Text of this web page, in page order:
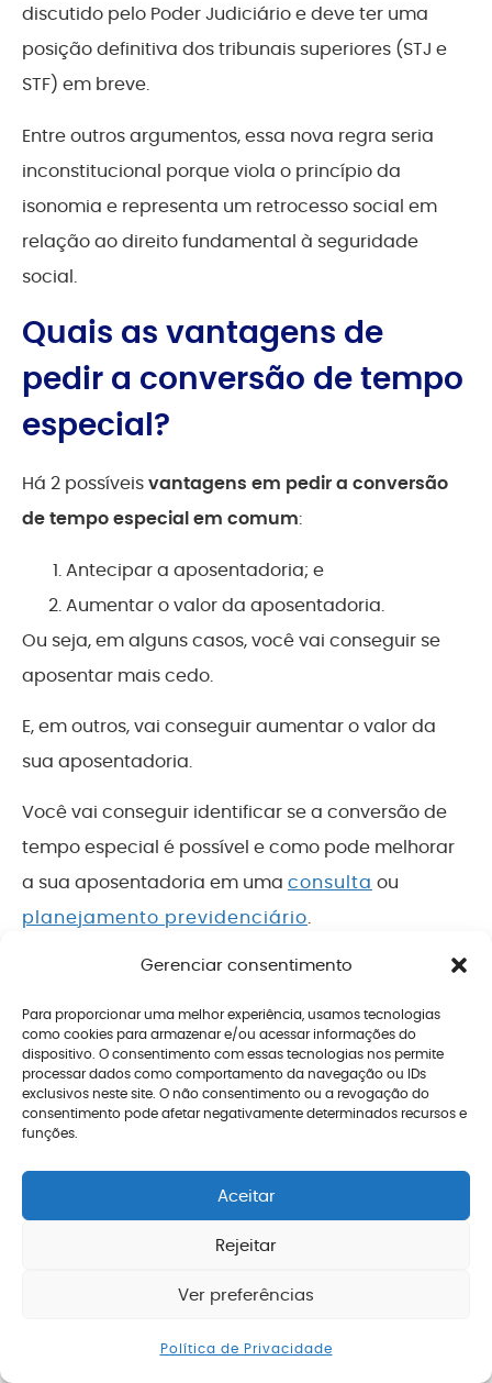
Gerenciar consentimento
Para proporcionar uma melhor experiência, usamos tecnologias
como cookies para armazenar e/ou acessar informações do
dispositivo. O consentimento com essas tecnologias nos permite
processar dados como comportamento da navegação ou IDs
exclusivos neste site. O não consentimento ou a revogação do
consentimento pode afetar negativamente determinados recursos e
funções.
Aceitar
Rejeitar
Ver preferências
Política de Privacidade
discutido pelo Poder Judiciário e deve ter uma
posição definitiva dos tribunais superiores (STJ e
STF) em breve.
Entre outros argumentos, essa nova regra seria
inconstitucional porque viola o princípio da
isonomia e representa um retrocesso social em
relação ao direito fundamental à seguridade
social.
Quais as vantagens de
pedir a conversão de tempo
especial?
Há 2 possíveisvantagens em pedir a conversão
de tempo especial em comum:
Antecipar a aposentadoria; e
Aumentar o valor da aposentadoria.
Ou seja, em alguns casos, você vai conseguir se
aposentar mais cedo.
E, em outros, vai conseguir aumentar o valor da
sua aposentadoria.
Você vai conseguir identificar se a conversão de
tempo especial é possível e como pode melhorar
a sua aposentadoria em uma consulta ou
planejamento previdenciário.
Antecipar a aposentadoria
A conversão de tempo especial em comum pode
aumentar o seu tempo de contribuição.
E o tempo de contribuição é um dos requisitos da
aposentadoria.
Portanto, a conversão de tempo especial pode
Por exemplo, a mulher precisa de 30 anos de
(além de cumprir os requisitos